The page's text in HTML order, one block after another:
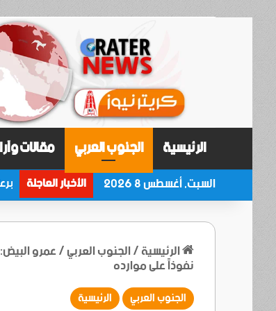
الرئيسية الجنوب العربي مقالات
السبت, أغسطس 8 2026 الأخبار العاجلة
الرئيسية/الجنوب العربي/عمرو نفوذاً على موارده
الجنوب العربي الرئيسية